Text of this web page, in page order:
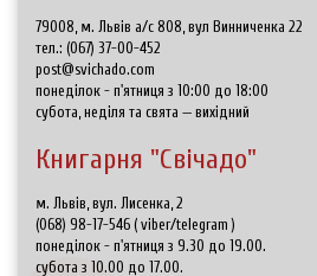
79008, м. Львів а/с 808, вул Винниченка 22
тел.: (067) 37-00-452
post@svichado.com
понеділок - п'ятниця з 10:00 до 18:00
субота, неділя та свята — вихідний
Книгарня "Свічадо"
м. Львів, вул. Лисенка, 2
(068) 98-17-546 ( viber/telegram)
понеділок - п'ятниця з 9.30 до 19.00.
субота з 10.00 до 17.00.